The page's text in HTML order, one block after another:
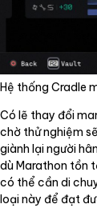
Hệ thống Cradle
Có lẽ thay đổi
chờ thử nghiệm
giành lại người
dù Marathon tồn
có thể cần di
loại này để đạt